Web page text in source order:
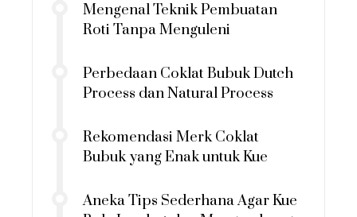
Mengenal Teknik Pembuatan
Roti Tanpa Menguleni
Perbedaan Coklat Bubuk Dutch
Process dan Natural Process
Rekomendasi Merk Coklat
Bubuk yang Enak untuk Kue
Aneka Tips Sederhana Agar Kue